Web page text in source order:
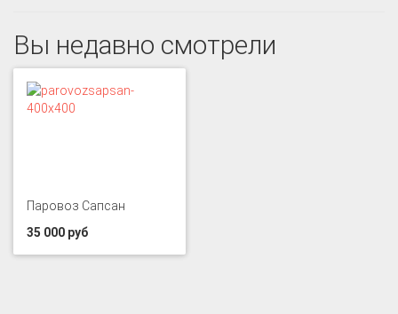
Вы недавно смотрели
Паровоз Сапсан
35 000 руб